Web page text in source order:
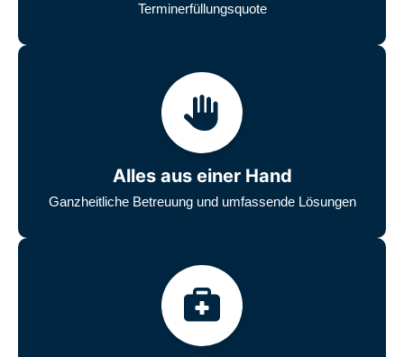
Terminerfüllungsquote
Alles aus einer Hand
Ganzheitliche Betreuung und umfassende Lösungen